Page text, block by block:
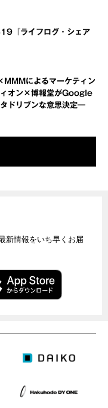
『ライフログ・シェア
によるマーケティン
オン×博報堂がGoogle
ドリブンな意思決定―
新情報をいち早くお届